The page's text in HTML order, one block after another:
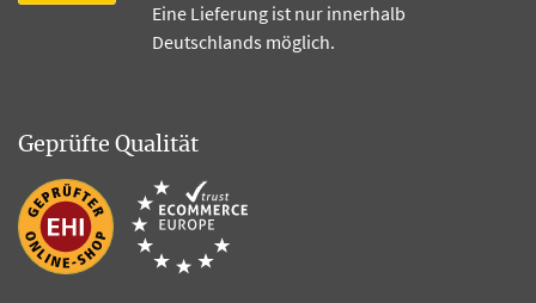
Eine Lieferung ist nur innerhalb
Deutschlands möglich.
Geprüfte Qualität